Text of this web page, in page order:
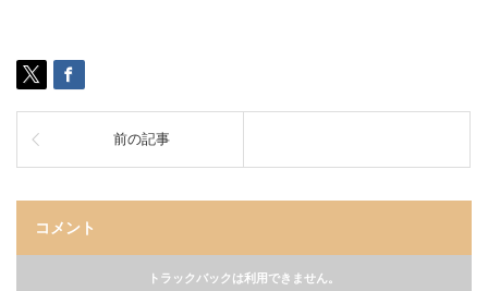
前の記事
コメント
トラックバックは利用できません。